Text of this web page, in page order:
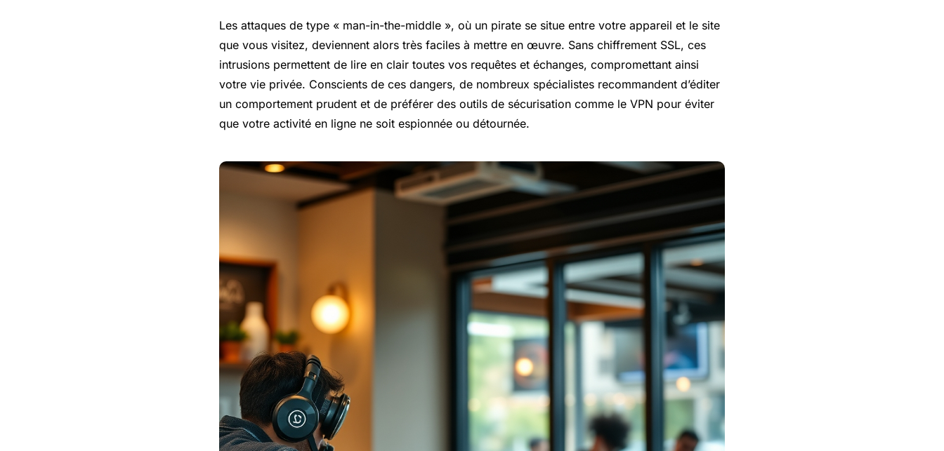
Les attaques de type « man-in-the-middle », où un pirate se situe entre votre appareil et le site
que vous visitez, deviennent alors très faciles à mettre en œuvre. Sans chiffrement SSL, ces
intrusions permettent de lire en clair toutes vos requêtes et échanges, compromettant ainsi
votre vie privée. Conscients de ces dangers, de nombreux spécialistes recommandent d’éditer
un comportement prudent et de préférer des outils de sécurisation comme le VPN pour éviter
que votre activité en ligne ne soit espionnée ou détournée.